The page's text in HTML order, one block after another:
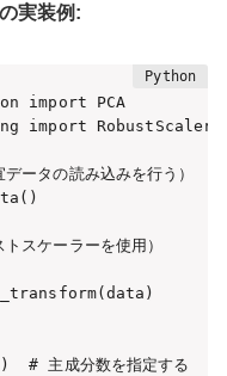
実装例:
import PCA
import RobustScaler
ータの読み込みを行う）
スケーラーを使用）
# 主成分数を指定する